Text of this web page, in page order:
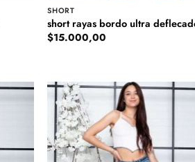
SHORT
short rayas bordo ultra
$15.000,00